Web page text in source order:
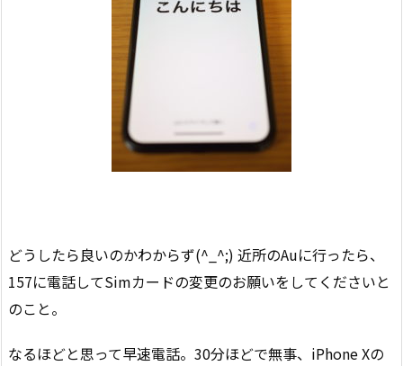
どうしたら良いのかわからず(^_^;) 近所のAuに行ったら、
157に電話してSimカードの変更のお願いをしてくださいと
のこと。
なるほどと思って早速電話。30分ほどで無事、iPhone Xの